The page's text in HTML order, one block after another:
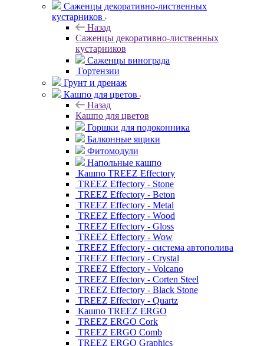
Саженцы декоративно-лиственных
кустарников
Назад
Саженцы декоративно-лиственных
кустарников
Саженцы винограда
Гортензии
Грунт и дренаж
Кашпо для цветов
Назад
Кашпо для цветов
Горшки для подоконника
Балконные ящики
Фитомодули
Напольные кашпо
Кашпо TREEZ Effectory
TREEZ Effectory - Stone
TREEZ Effectory - Beton
TREEZ Effectory - Metal
TREEZ Effectory - Wood
TREEZ Effectory - Gloss
TREEZ Effectory - Wow
TREEZ Effectory - система автополива
TREEZ Effectory - Crystal
TREEZ Effectory - Volcano
TREEZ Effectory - Corten Steel
TREEZ Effectory - Black Stone
TREEZ Effectory - Quartz
Кашпо TREEZ ERGO
TREEZ ERGO Cork
TREEZ ERGO Comb
TREEZ ERGO Graphics